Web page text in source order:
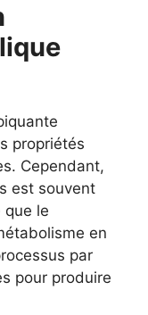
propriétés
Cependant,
est souvent
que le
en
par
pour produire